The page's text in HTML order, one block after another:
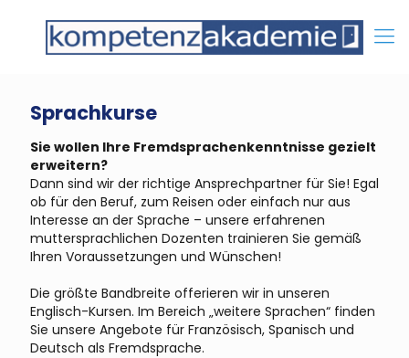
Sprachkurse
Sie wollen Ihre Fremdsprachenkenntnisse gezielt
erweitern?
Dann sind wir der richtige Ansprechpartner für Sie! Egal
ob für den Beruf, zum Reisen oder einfach nur aus
Interesse an der Sprache – unsere erfahrenen
muttersprachlichen Dozenten trainieren Sie gemäß
Ihren Voraussetzungen und Wünschen!
Die größte Bandbreite offerieren wir in unseren
Englisch-Kursen. Im Bereich „weitere Sprachen“ finden
Sie unsere Angebote für Französisch, Spanisch und
Deutsch als Fremdsprache.